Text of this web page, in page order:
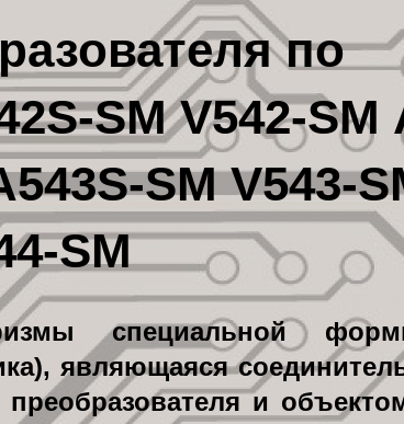
по
SM V542-SM
SM V543-
SM
специальной
являющаяся
и